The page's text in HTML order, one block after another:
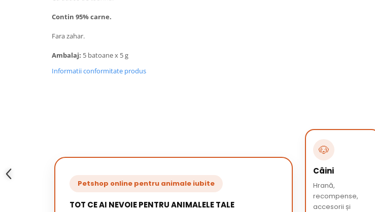
Contin 95% carne.
Fara zahar.
Ambalaj: 5 batoane x 5 g
Informatii conformitate produs
Petshop online pentru animale iubite
TOT CE AI NEVOIE PENTRU ANIMALELE TALE
🐶
Câini
Hrană,
recompense,
accesorii și